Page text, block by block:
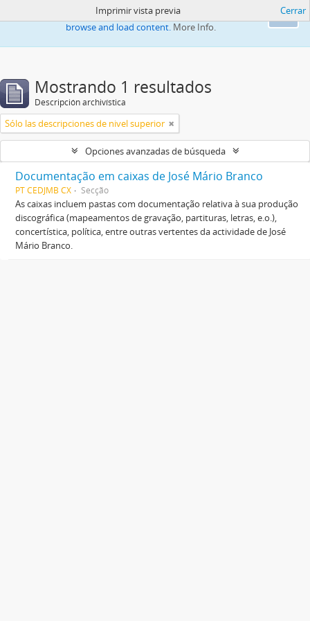
Ok
This website uses cookies to enhance your ability to
browse and load content. More Info.
Imprimir vista previa Cerrar
Mostrando 1 resultados
Descripción archivística
Sólo las descripciones de nivel superior
Opciones avanzadas de búsqueda
Documentação em caixas de José Mário Branco
PT CEDJMB CX Secção
As caixas incluem pastas com documentação relativa à sua produção
discográfica (mapeamentos de gravação, partituras, letras, e.o.),
concertística, política, entre outras vertentes da actividade de José
Mário Branco.